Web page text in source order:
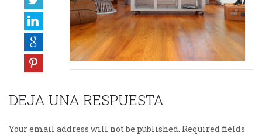
DEJA UNA RESPUESTA
Your email address will not be published. Required fields